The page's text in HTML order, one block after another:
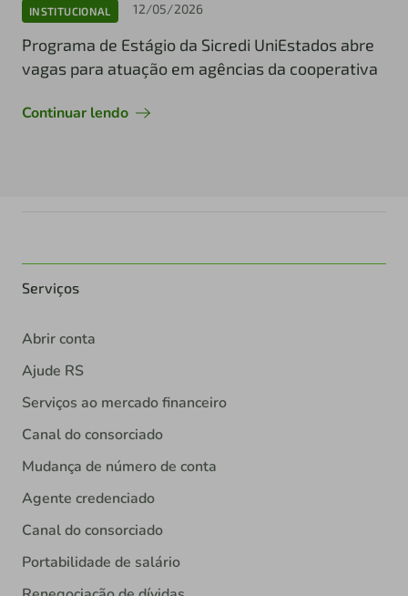
INSTITUCIONAL 12/05/2026
Programa de Estágio da Sicredi UniEstados abre
vagas para atuação em agências da cooperativa
Continuar lendo
Serviços
Abrir conta
Ajude RS
Serviços ao mercado financeiro
Canal do consorciado
Mudança de número de conta
Agente credenciado
Canal do consorciado
Portabilidade de salário